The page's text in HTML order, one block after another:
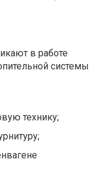
в работе
системы
технику;